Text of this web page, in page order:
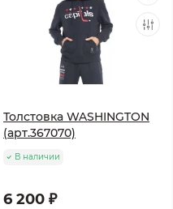
Толстовка WASHINGTON
(арт.367070)
В наличии
6 200 ₽